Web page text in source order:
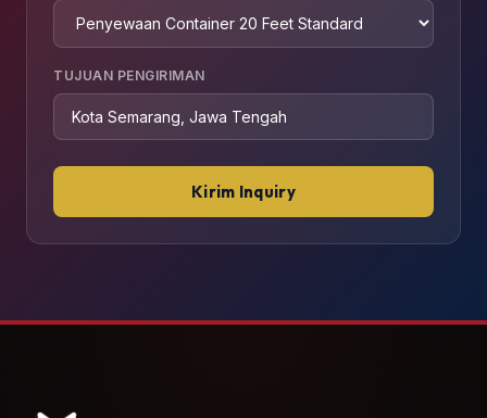
TUJUAN PENGIRIMAN
Kirim Inquiry